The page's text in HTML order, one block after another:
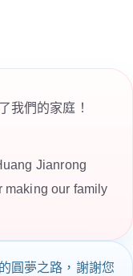
我們的家庭！
Jianrong
making our family
圓夢之路，謝謝您